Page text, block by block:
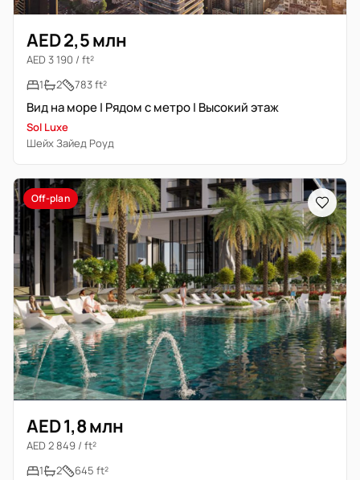
AED 2,5 млн
AED 3 190 / ft²
1
2 783 ft²
Вид на море | Рядом с метро | Высокий этаж
Sol Luxe
Шейх Зайед Роуд
Off-plan
AED 1,8 млн
AED 2 849 / ft²
1
2 645 ft²